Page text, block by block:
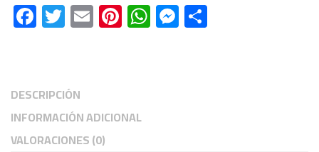
F
ac
b
o
ok
T
wi
er
E
m
Pi
nt
t
W
h
M
es
DESCRIPCIÓN
INFORMACIÓN ADICIONAL
VALORACIONES (0)